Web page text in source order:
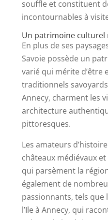
souffle et constituent
incontournables à
Un patrimoine culturel
En plus de ses
Savoie possède un
varié qui mérite d’être
traditionnels
Annecy, charment les
architecture
pittoresques.
Les amateurs
châteaux médiévaux
qui parsèment la
également de
passionnants, tels que
l’Ile à Annecy, qui